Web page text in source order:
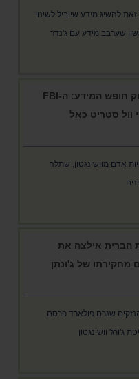
להשיג מידע שיוביל לשינוי
שערבב מידע עם ג'נדר
מסמכים שנחשפו על פי חוק חופש המידע: ה-FBI
וול סטריט כאל
אדם מוושינגטון, שתלה
הברית אילצה את
מחקירתו של ג'ונתן
שגרם פולארד פרסם
ג'ורג' וושינגטון